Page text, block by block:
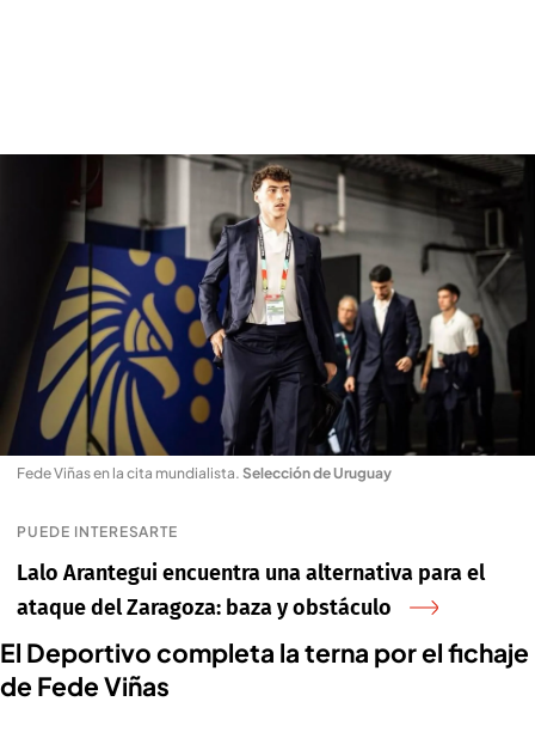
Fede Viñas en la cita mundialista. Selección de Uruguay
PUEDE INTERESARTE
Lalo Arantegui encuentra una alternativa para el
ataque del Zaragoza: baza y obstáculo
El Deportivo completa la terna por el fichaje
de Fede Viñas